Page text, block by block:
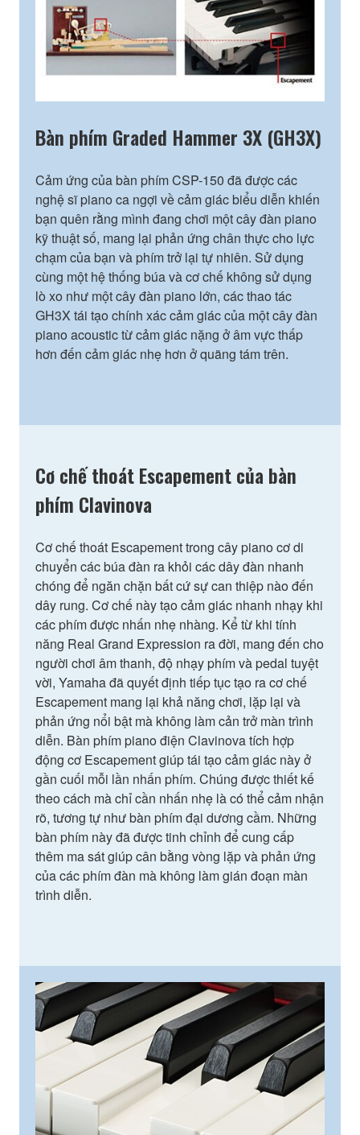
Bàn phím Graded Hammer 3X (GH3X)
Cảm ứng của bàn phím CSP-150 đã được các
nghệ sĩ piano ca ngợi về cảm giác biểu diễn khiến
bạn quên rằng mình đang chơi một cây đàn piano
kỹ thuật số, mang lại phản ứng chân thực cho lực
chạm của bạn và phím trở lại tự nhiên. Sử dụng
cùng một hệ thống búa và cơ chế không sử dụng
lò xo như một cây đàn piano lớn, các thao tác
GH3X tái tạo chính xác cảm giác của một cây đàn
piano acoustic từ cảm giác nặng ở âm vực thấp
hơn đến cảm giác nhẹ hơn ở quãng tám trên.
Cơ chế thoát Escapement của bàn
phím Clavinova
Cơ chế thoát Escapement trong cây piano cơ di
chuyển các búa đàn ra khỏi các dây đàn nhanh
chóng để ngăn chặn bất cứ sự can thiệp nào đến
dây rung. Cơ chế này tạo cảm giác nhanh nhạy khi
các phím được nhấn nhẹ nhàng. Kể từ khi tính
năng Real Grand Expression ra đời, mang đến cho
người chơi âm thanh, độ nhạy phím và pedal tuyệt
vời, Yamaha đã quyết định tiếp tục tạo ra cơ chế
Escapement mang lại khả năng chơi, lặp lại và
phản ứng nổi bật mà không làm cản trở màn trình
diễn. Bàn phím piano điện Clavinova tích hợp
động cơ Escapement giúp tái tạo cảm giác này ở
gần cuối mỗi lần nhấn phím. Chúng được thiết kế
theo cách mà chỉ cần nhấn nhẹ là có thể cảm nhận
rõ, tương tự như bàn phím đại dương cầm. Những
bàn phím này đã được tinh chỉnh để cung cấp
thêm ma sát giúp cân bằng vòng lặp và phản ứng
của các phím đàn mà không làm gián đoạn màn
trình diễn.